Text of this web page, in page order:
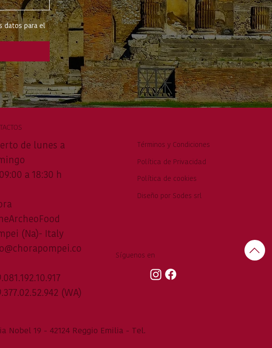
datos para el
de lunes a
a 18:30 h
(Na)- Italy
(WA)
Síguenos en
Términos y Condiciones
Política de Privacidad
Política de cookies
Diseño por Sodes srl
Nobel 19 - 42124 Reggio Emilia - Tel.